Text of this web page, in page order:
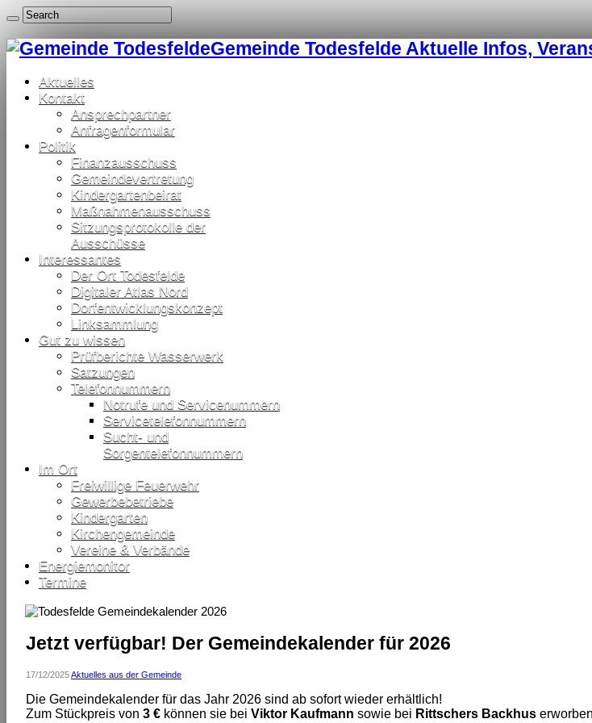
Gemeinde Todesfelde Aktuelle Infos,
Aktuelles
Kontakt
Ansprechpartner
Anfragenformular
Politik
Finanzausschuss
Gemeindevertretung
Kindergartenbeirat
Maßnahmenausschuss
Sitzungsprotokolle der
Ausschüsse
Interessantes
Der Ort Todesfelde
Digitaler Atlas Nord
Dorfentwicklungskonzept
Linksammlung
Gut zu wissen
Prüfberichte Wasserwerk
Satzungen
Telefonnummern
Notrufe und Servicenummern
Servicetelefonnummern
Sucht- und
Sorgentelefonnummern
Im Ort
Freiwillige Feuerwehr
Gewerbebetriebe
Kindergarten
Kirchengemeinde
Vereine & Verbände
Energiemonitor
Termine
Jetzt verfügbar! Der Gemeindekalender für 2026
17/12/2025Aktuelles aus der Gemeinde
Die Gemeindekalender für das Jahr 2026 sind ab sofort wieder erhältlich!
Zum Stückpreis von 3 € können sie bei Viktor Kaufmann sowie bei Rittschers Backhus erworben